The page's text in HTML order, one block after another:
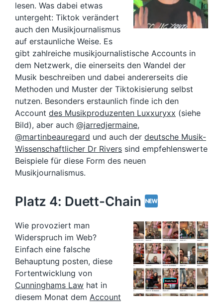
lesen. Was dabei etwas
untergeht: Tiktok verändert
auch den Musikjournalismus
auf erstaunliche Weise. Es
gibt zahlreiche musikjournalistische Accounts in
dem Netzwerk, die einerseits den Wandel der
Musik beschreiben und dabei andererseits die
Methoden und Muster der Tiktokisierung selbst
nutzen. Besonders erstaunlich finde ich den
Account des Musikproduzenten Luxxuryxx (siehe
Bild), aber auch @jarredjermaine,
@martinbeauregard und auch der deutsche Musik-
Wissenschaftlicher Dr Rivers sind empfehlenswerte
Beispiele für diese Form des neuen
Musikjournalismus.
Platz 4: Duett-Chain
Wie provoziert man
Widerspruch im Web?
Einfach eine falsche
Behauptung posten, diese
Fortentwicklung von
Cunninghams Law hat in
diesem Monat dem Account